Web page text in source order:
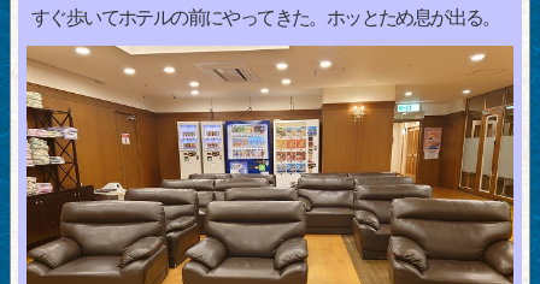
すぐ歩いてホテルの前にやってきた。ホッとため息が出る。